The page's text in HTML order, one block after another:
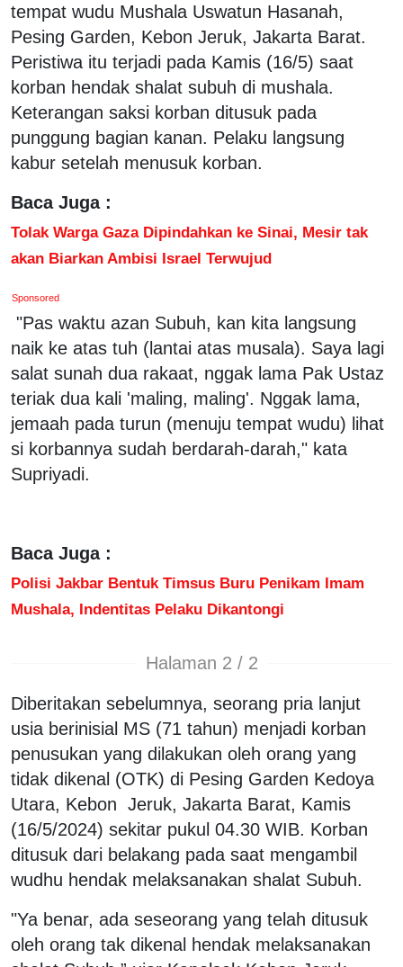
tempat wudu Mushala Uswatun Hasanah,
Pesing Garden, Kebon Jeruk, Jakarta Barat.
Peristiwa itu terjadi pada Kamis (16/5) saat
korban hendak shalat subuh di mushala.
Keterangan saksi korban ditusuk pada
punggung bagian kanan. Pelaku langsung
kabur setelah menusuk korban.
Baca Juga :
Tolak Warga Gaza Dipindahkan ke Sinai, Mesir tak
akan Biarkan Ambisi Israel Terwujud
Sponsored
"Pas waktu azan Subuh, kan kita langsung
naik ke atas tuh (lantai atas musala). Saya lagi
salat sunah dua rakaat, nggak lama Pak Ustaz
teriak dua kali 'maling, maling'. Nggak lama,
jemaah pada turun (menuju tempat wudu) lihat
si korbannya sudah berdarah-darah," kata
Supriyadi.
Baca Juga :
Polisi Jakbar Bentuk Timsus Buru Penikam Imam
Mushala, Indentitas Pelaku Dikantongi
Halaman 2 / 2
Diberitakan sebelumnya, seorang pria lanjut
usia berinisial MS (71 tahun) menjadi korban
penusukan yang dilakukan oleh orang yang
tidak dikenal (OTK) di Pesing Garden Kedoya
Utara, Kebon Jeruk, Jakarta Barat, Kamis
(16/5/2024) sekitar pukul 04.30 WIB. Korban
ditusuk dari belakang pada saat mengambil
wudhu hendak melaksanakan shalat Subuh.
"Ya benar, ada seseorang yang telah ditusuk
oleh orang tak dikenal hendak melaksanakan